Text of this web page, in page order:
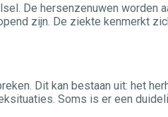
De hersenzenuwen worden
zijn. De ziekte kenmerkt
Dit kan bestaan uit: het
Soms is er een